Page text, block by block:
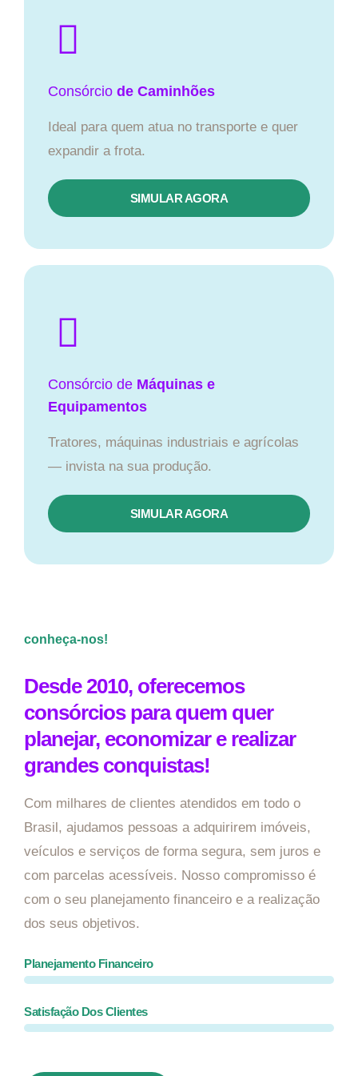
Consórcio de Caminhões
Ideal para quem atua no transporte e quer
expandir a frota.
SIMULAR AGORA
Consórcio de Máquinas e
Equipamentos
Tratores, máquinas industriais e agrícolas
— invista na sua produção.
SIMULAR AGORA
conheça-nos!
Desde 2010, oferecemos
consórcios para quem quer
planejar, economizar e realizar
grandes conquistas!
Com milhares de clientes atendidos em todo o
Brasil, ajudamos pessoas a adquirirem imóveis,
veículos e serviços de forma segura, sem juros e
com parcelas acessíveis. Nosso compromisso é
com o seu planejamento financeiro e a realização
dos seus objetivos.
Planejamento Financeiro
Satisfação Dos Clientes